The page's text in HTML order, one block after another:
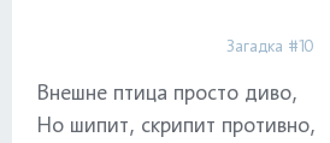
Загадка #10
Внешне птица просто диво,
Но шипит, скрипит противно,